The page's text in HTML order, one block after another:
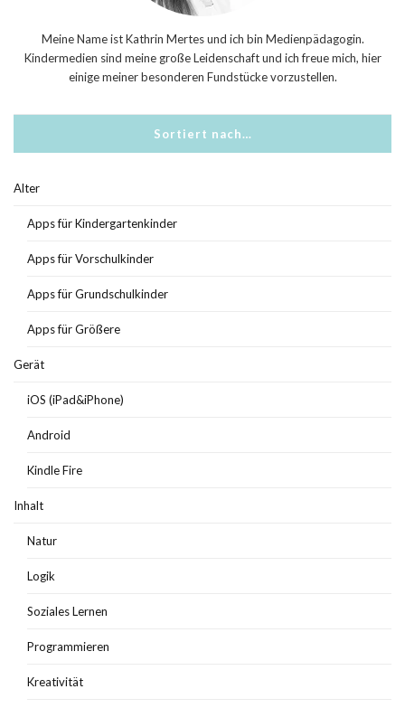
Meine Name ist Kathrin Mertes und ich bin Medienpädagogin.
Kindermedien sind meine große Leidenschaft und ich freue mich, hier
einige meiner besonderen Fundstücke vorzustellen.
Sortiert nach…
Alter
Apps für Kindergartenkinder
Apps für Vorschulkinder
Apps für Grundschulkinder
Apps für Größere
Gerät
iOS (iPad&iPhone)
Android
Kindle Fire
Inhalt
Natur
Logik
Soziales Lernen
Programmieren
Kreativität